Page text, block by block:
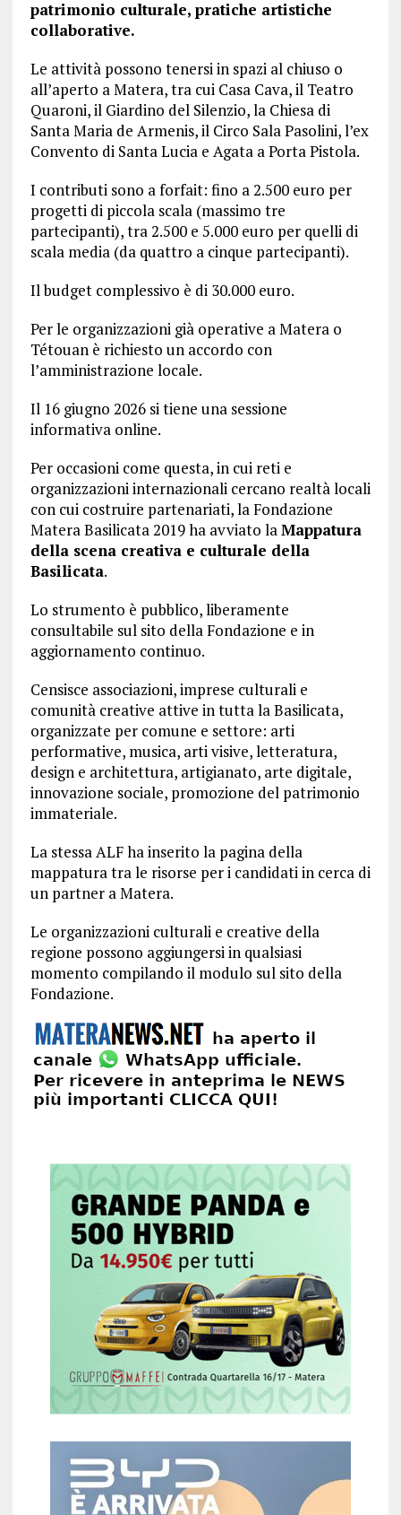
patrimonio culturale, pratiche artistiche
collaborative.
Le attività possono tenersi in spazi al chiuso o
all’aperto a Matera, tra cui Casa Cava, il Teatro
Quaroni, il Giardino del Silenzio, la Chiesa di
Santa Maria de Armenis, il Circo Sala Pasolini, l’ex
Convento di Santa Lucia e Agata a Porta Pistola.
I contributi sono a forfait: fino a 2.500 euro per
progetti di piccola scala (massimo tre
partecipanti), tra 2.500 e 5.000 euro per quelli di
scala media (da quattro a cinque partecipanti).
Il budget complessivo è di 30.000 euro.
Per le organizzazioni già operative a Matera o
Tétouan è richiesto un accordo con
l’amministrazione locale.
Il 16 giugno 2026 si tiene una sessione
informativa online.
Per occasioni come questa, in cui reti e
organizzazioni internazionali cercano realtà locali
con cui costruire partenariati, la Fondazione
Matera Basilicata 2019 ha avviato laMappatura
della scena creativa e culturale della
Basilicata.
Lo strumento è pubblico, liberamente
consultabile sul sito della Fondazione e in
aggiornamento continuo.
Censisce associazioni, imprese culturali e
comunità creative attive in tutta la Basilicata,
organizzate per comune e settore: arti
performative, musica, arti visive, letteratura,
design e architettura, artigianato, arte digitale,
innovazione sociale, promozione del patrimonio
immateriale.
La stessa ALF ha inserito la pagina della
mappatura tra le risorse per i candidati in cerca di
un partner a Matera.
Le organizzazioni culturali e creative della
regione possono aggiungersi in qualsiasi
momento compilando il modulo sul sito della
Fondazione.